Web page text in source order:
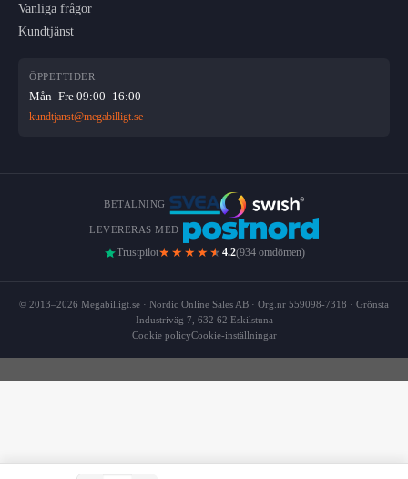
Vanliga frågor
Kundtjänst
ÖPPETTIDER
Mån–Fre 09:00–16:00
kundtjanst@megabilligt.se
BETALNING
LEVERERAS MED
Trustpilot★★★★ ★ 4.2(934 omdömen)
© 2013–2026 Megabilligt.se · Nordic Online Sales AB · Org.nr 559098-7318 · Grönsta
Industriväg 7, 632 62 Eskilstuna
Cookie policyCookie-inställningar